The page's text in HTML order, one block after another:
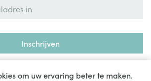
om uw ervaring beter te maken.
Inschrijven
u akkoord met onzeprivacy policy.